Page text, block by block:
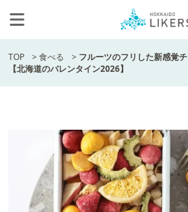
TOP >食べる > フルーツのフリした新感覚
【北海道のバレンタイン2026】